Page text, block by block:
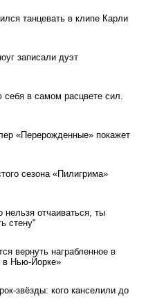
танцевать в клипе Карли
записали дуэт
себя в самом расцвете сил.
«Перерожденные» покажет
сезона «Пилигрима»
отчаиваться, ты
стену"
вернуть награбленное в
в Нью-Йорке»
звёзды: кого канселили до